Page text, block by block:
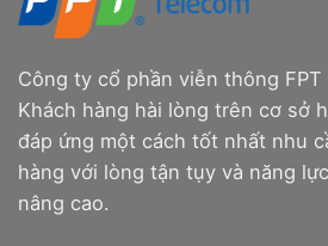
Công ty cổ phần viễn thông
Khách hàng hài lòng trên cơ sở
đáp ứng một cách tốt nhất nhu
hàng với lòng tận tụy và năng
nâng cao.